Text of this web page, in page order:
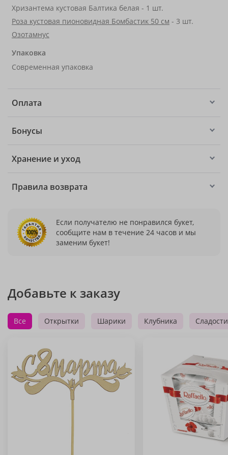
Хризантема кустовая Балтика белая - 1 шт.
Роза кустовая пионовидная Бомбастик 50 см - 3 шт.
Озотамнус
Упаковка
Современная упаковка
Оплата
Бонусы
Хранение и уход
Правила возврата
Если получателю не понравился букет,
сообщите нам в течение 24 часов и мы
заменим букет!
Добавьте к заказу
Все Открытки Шарики Клубника Сладости